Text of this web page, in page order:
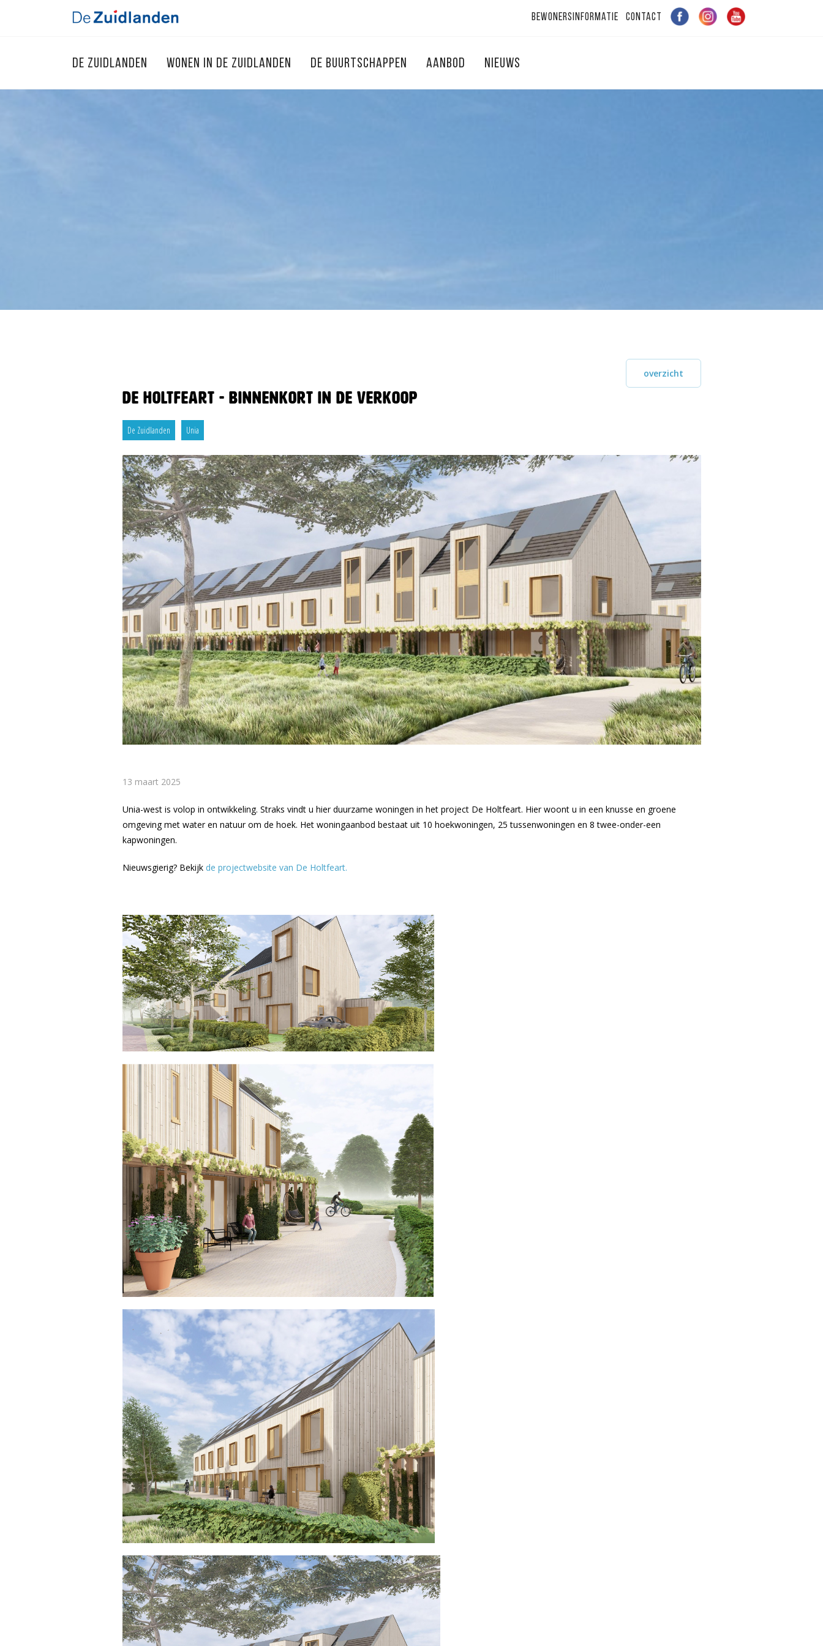
Bewonersinformatie Contact
DE ZUIDLANDEN WONEN IN DE ZUIDLANDEN DE BUURTSCHAPPEN AANBOD NIEUWS
overzicht
De Holtfeart - binnenkort in de verkoop
De Zuidlanden Unia
13 maart 2025
Unia-west is volop in ontwikkeling. Straks vindt u hier duurzame woningen in het project De Holtfeart. Hier woont u in een knusse en groene
omgeving met water en natuur om de hoek. Het woningaanbod bestaat uit 10 hoekwoningen, 25 tussenwoningen en 8 twee-onder-een
kapwoningen.
Nieuwsgierig? Bekijk de projectwebsite van De Holtfeart.